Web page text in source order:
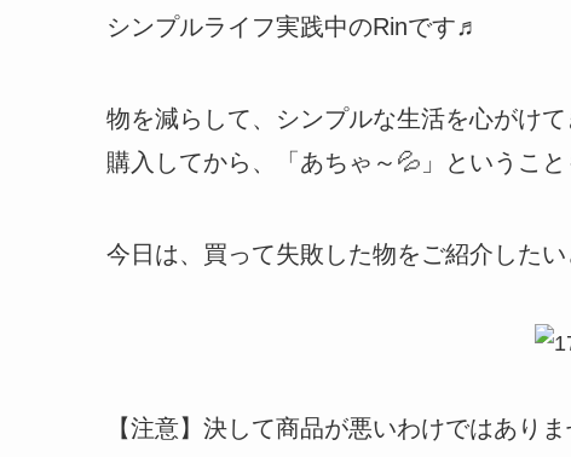
シンプルライフ実践中のRinです♬
物を減らして、シンプルな生活を心がけて
購入してから、「あちゃ～💦」ということ
今日は、買って失敗した物をご紹介したい
【注意】決して商品が悪いわけではありま